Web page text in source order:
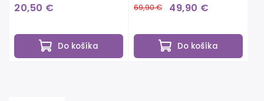
20,50 €
Do košíka
69,90 € 49,90 €
Do košíka